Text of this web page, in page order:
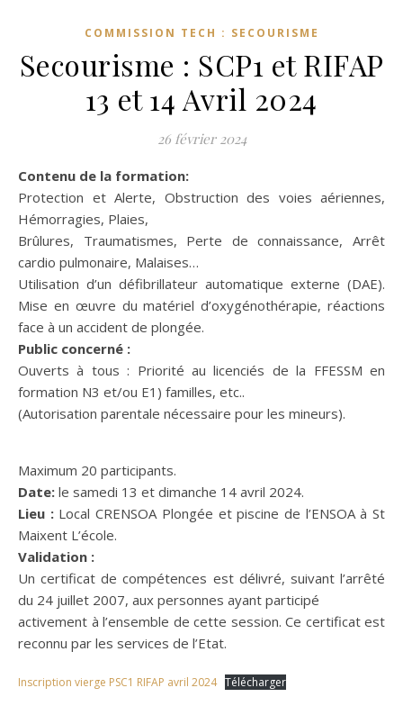
COMMISSION TECH : SECOURISME
Secourisme : SCP1 et RIFAP
13 et 14 Avril 2024
26 février 2024
Contenu de la formation:
Protection et Alerte, Obstruction des voies aériennes,
Hémorragies, Plaies,
Brûlures, Traumatismes, Perte de connaissance, Arrêt
cardio pulmonaire, Malaises…
Utilisation d’un défibrillateur automatique externe (DAE).
Mise en œuvre du matériel d’oxygénothérapie, réactions
face à un accident de plongée.
Public concerné :
Ouverts à tous : Priorité au licenciés de la FFESSM en
formation N3 et/ou E1) familles, etc..
(Autorisation parentale nécessaire pour les mineurs).
Maximum 20 participants.
Date: le samedi 13 et dimanche 14 avril 2024.
Lieu :Local CRENSOA Plongée et piscine de l’ENSOA à St
Maixent L’école.
Validation :
Un certificat de compétences est délivré, suivant l’arrêté
du 24 juillet 2007, aux personnes ayant participé
activement à l’ensemble de cette session. Ce certificat est
reconnu par les services de l’Etat.
Inscription vierge PSC1 RIFAP avril 2024 Télécharger